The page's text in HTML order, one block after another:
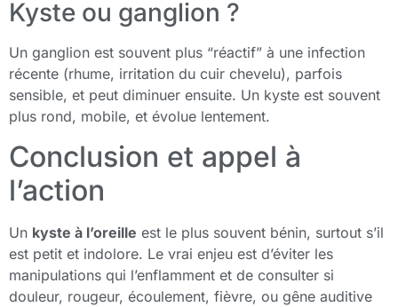
Kyste ou ganglion ?
Un ganglion est souvent plus “réactif” à une infection
récente (rhume, irritation du cuir chevelu), parfois
sensible, et peut diminuer ensuite. Un kyste est souvent
plus rond, mobile, et évolue lentement.
Conclusion et appel à
l’action
Un kyste à l’oreille est le plus souvent bénin, surtout s’il
est petit et indolore. Le vrai enjeu est d’éviter les
manipulations qui l’enflamment et de consulter si
douleur, rougeur, écoulement, fièvre, ou gêne auditive